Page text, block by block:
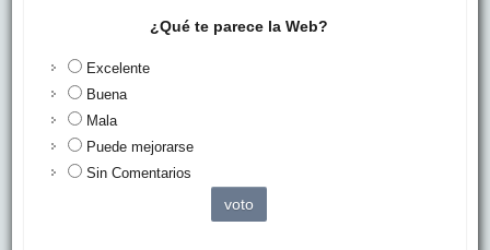
¿Qué te parece la Web?
Excelente
Buena
Mala
Puede mejorarse
Sin Comentarios